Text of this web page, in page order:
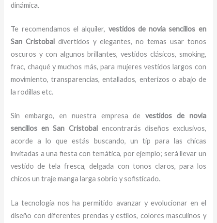
dinámica.
Te recomendamos el alquiler, vestidos de novia sencillos en
San Cristobaldivertidos y elegantes, no temas usar tonos
oscuros y con algunos brillantes, vestidos clásicos, smoking,
frac, chaqué y muchos más, para mujeres vestidos largos con
movimiento, transparencias, entallados, enterizos o abajo de
la rodillas etc.
Sin embargo, en nuestra empresa devestidos de novia
sencillos en San Cristobal encontrarás diseños exclusivos,
acorde a lo que estás buscando, un tip para las chicas
invitadas a una fiesta con temática, por ejemplo; será llevar un
vestido de tela fresca, delgada con tonos claros, para los
chicos un traje manga larga sobrio y sofisticado.
La tecnología nos ha permitido avanzar y evolucionar en el
diseño con diferentes prendas y estilos, colores masculinos y